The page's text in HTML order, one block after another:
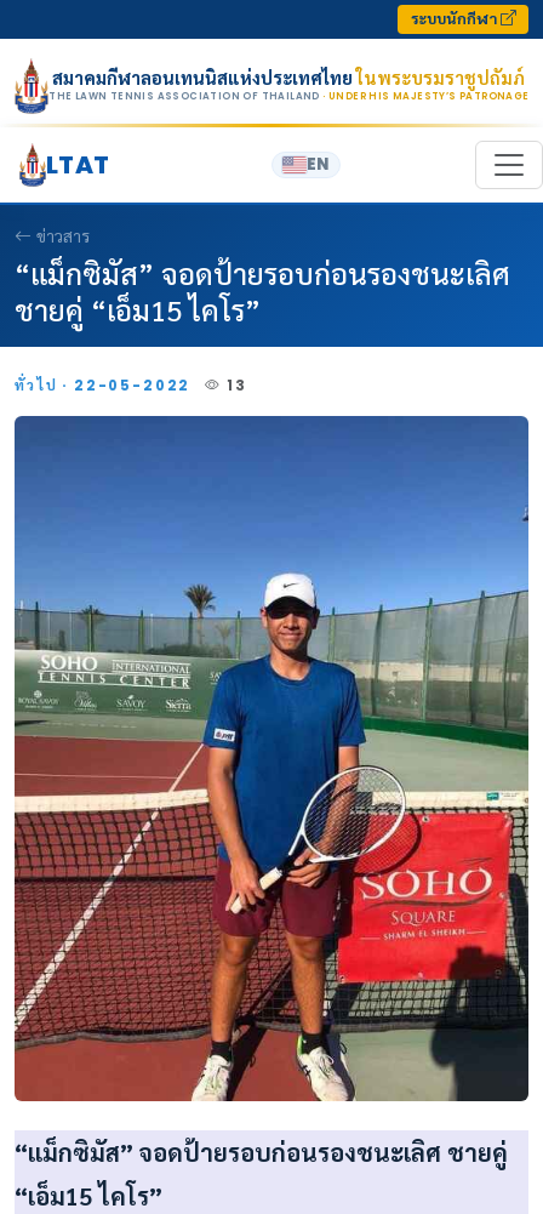
ระบบนักกีฬา
สมาคมกีฬาลอนเทนนิสแห่งประเทศไทยในพระบรมราชูปถัมภ์
THE LAWN TENNIS ASSOCIATION OF THAILAND · UNDER HIS MAJESTY’S PATRONAGE
LTAT EN
ข่าวสาร
“แม็กซิมัส” จอดป้ายรอบก่อนรองชนะเลิศ
ชายคู่ “เอ็ม15 ไคโร”
ทั่วไป · 22-05-2022 13
“แม็กซิมัส” จอดป้ายรอบก่อนรองชนะเลิศ ชายคู่
“เอ็ม15 ไคโร”